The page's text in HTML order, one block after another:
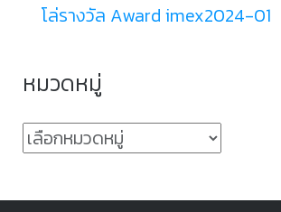
โล่รางวัล Award imex2024-01
หมวดหมู่
หมวด